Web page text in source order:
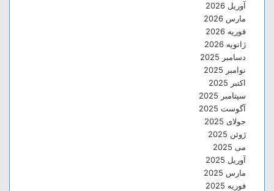
آوریل 2026
مارس 2026
فوریه 2026
ژانویه 2026
دسامبر 2025
نوامبر 2025
اکتبر 2025
سپتامبر 2025
آگوست 2025
جولای 2025
ژوئن 2025
می 2025
آوریل 2025
مارس 2025
فوریه 2025